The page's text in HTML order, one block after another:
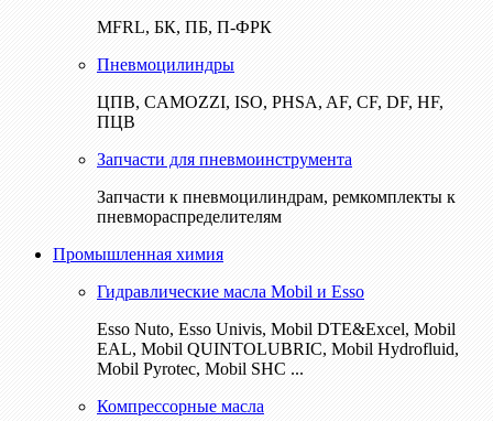
MFRL, БК, ПБ, П-ФРК
Пневмоцилиндры
ЦПВ, CAMOZZI, ISO, PHSA, AF, CF, DF, HF,
ПЦВ
Запчасти для пневмоинструмента
Запчасти к пневмоцилиндрам, ремкомплекты к
пневмораспределителям
Промышленная химия
Гидравлические масла Mobil и Esso
Esso Nuto, Esso Univis, Mobil DTE&Excel, Mobil
EAL, Mobil QUINTOLUBRIC, Mobil Hydrofluid,
Mobil Pyrotec, Mobil SHC ...
Компрессорные масла